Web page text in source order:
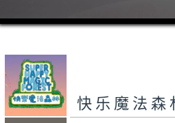
快乐魔法森